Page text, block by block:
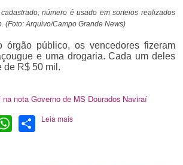
número é usado em sorteios realizados
(Foto: Arquivo/Campo Grande News)
órgão público, os vencedores fizeram
e uma drogaria. Cada um deles
de R$ 50 mil.
na nota Governo de MS Dourados Naviraí
WhatsApp
Share
Leia mais